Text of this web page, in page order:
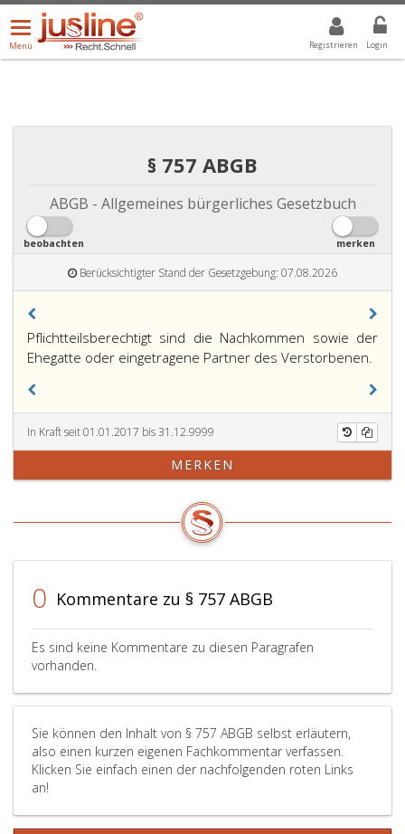
Registrieren Login
Menü
öffnen/schließen
Menü
ALLE DROPDOWN: GEWÄHLTER WERT IST ALLE
§ 757 ABGB
ABGB - Allgemeines bürgerliches Gesetzbuch
beobachten merken
Berücksichtigter Stand der Gesetzgebung: 07.08.2026
Paragraph
757,
Pflichtteilsberechtigt sind die Nachkommen sowie der
Ehegatte oder eingetragene Partner des Verstorbenen.
In Kraft seit 01.01.2017 bis 31.12.9999
MERKEN
0 Kommentare zu § 757 ABGB
Es sind keine Kommentare zu diesen Paragrafen
vorhanden.
Sie können den Inhalt von § 757 ABGB selbst erläutern,
also einen kurzen eigenen Fachkommentar verfassen.
Klicken Sie einfach einen der nachfolgenden roten Links
an!